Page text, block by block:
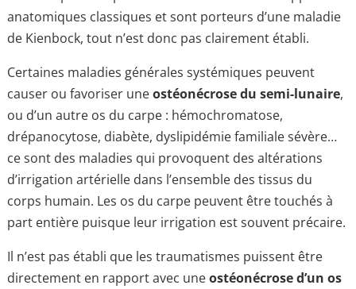
anatomiques classiques et sont porteurs d’une maladie
de Kienbock, tout n’est donc pas clairement établi.
Certaines maladies générales systémiques peuvent
causer ou favoriser uneostéonécrose du semi-lunaire,
ou d’un autre os du carpe : hémochromatose,
drépanocytose, diabète, dyslipidémie familiale sévère…
ce sont des maladies qui provoquent des altérations
d’irrigation artérielle dans l’ensemble des tissus du
corps humain. Les os du carpe peuvent être touchés à
part entière puisque leur irrigation est souvent précaire.
Il n’est pas établi que les traumatismes puissent être
directement en rapport avec uneostéonécrose d’un os